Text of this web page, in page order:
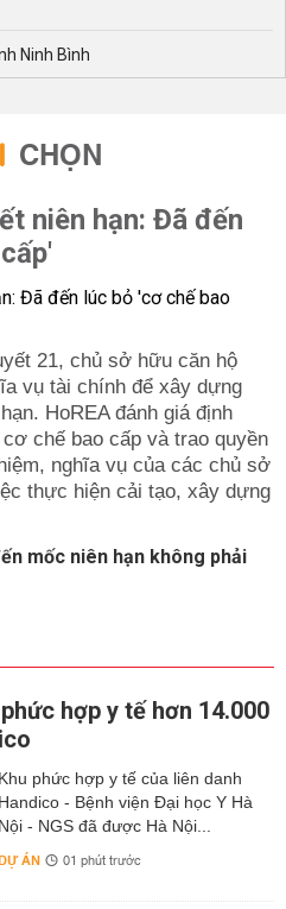
Ninh Bình
CHỌN
niên hạn: Đã đến
21, chủ sở hữu căn hộ
vụ tài chính để xây dựng
HoREA đánh giá định
chế bao cấp và trao quyền
nghĩa vụ của các chủ sở
thực hiện cải tạo, xây dựng
mốc niên hạn không phải
hợp y tế hơn 14.000
Khu phức hợp y tế của liên danh
Handico - Bệnh viện Đại học Y Hà
Nội - NGS đã được Hà Nội...
ÁN 01 phút trước